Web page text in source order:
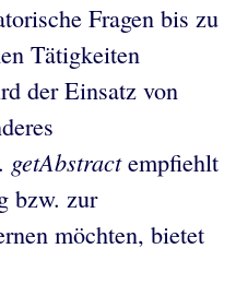
Fragen bis zu
Tätigkeiten
der Einsatz von
getAbstractempfiehlt
bzw. zur
möchten, bietet